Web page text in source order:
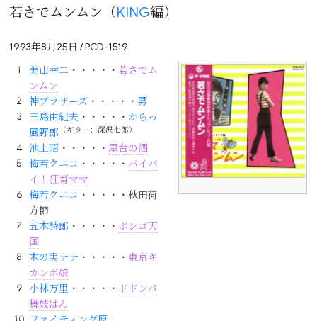
若さでムンムン（KING編）
1993年8月25日 / PCD-1519
美山幸二 ・・・・・若さでム
ンムン
神ブラザーズ ・・・・・男
三島由紀夫 ・・・・・ からっ
風野郎 （ギター：深沢七郎）
池上昭 ・・・・・ 屋台の酒
梅若クニコ ・・・・・バイバ
イ！狂育ママ
梅若クニコ ・・・・・秋田荷
方節
五木詩郎 ・・・・・ ボンゴ天
国
木の実ナナ ・・・・・ 東京キ
カンボ娘
小林万里 ・・・・・ ドドンパ
舞妓はん